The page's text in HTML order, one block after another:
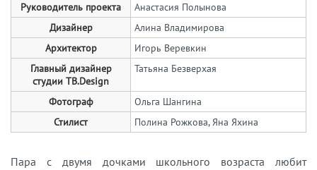
Руководитель проекта
Анастасия Полынова
Дизайнер
Алина Владимирова
Архитектор
Игорь Веревкин
Главный дизайнер
студии TB.Design
Татьяна Безверхая
Фотограф
Ольга Шангина
Стилист
Полина Рожкова, Яна Яхина
Пара с двумя дочками школьного возраста любит